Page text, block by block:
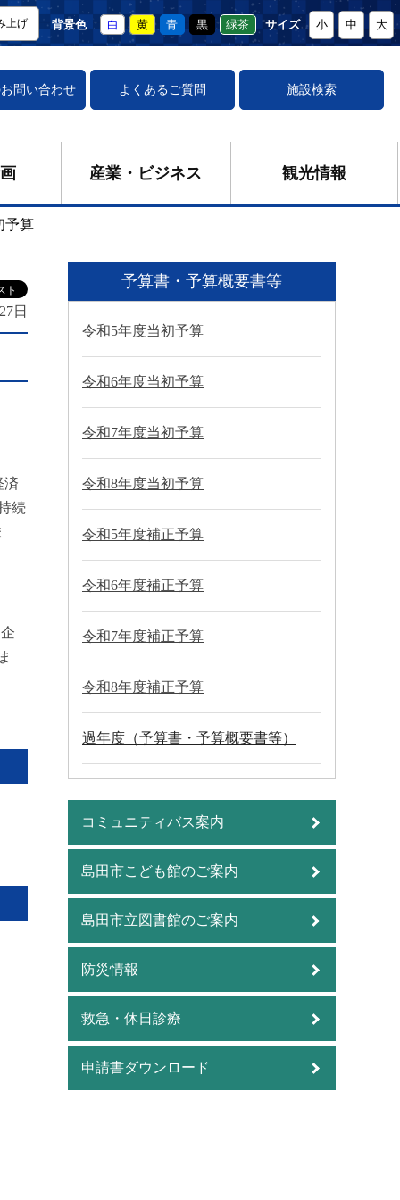
上げ 背景色 白 黄 青 黒 緑茶 サイズ 小 中 大
お問い合わせ よくあるご質問 施設検索
産業・ビジネス 観光情報
予算
日
済
続
予算書・予算概要書等
令和5年度当初予算
令和6年度当初予算
令和7年度当初予算
令和8年度当初予算
令和5年度補正予算
令和6年度補正予算
令和7年度補正予算
令和8年度補正予算
過年度（予算書・予算概要書等）
コミュニティバス案内
島田市こども館のご案内
島田市立図書館のご案内
防災情報
救急・休日診療
申請書ダウンロード